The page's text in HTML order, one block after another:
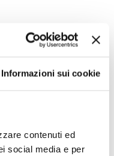
Informazioni sui cookie
contenuti ed
social media e per